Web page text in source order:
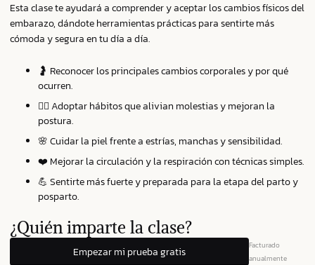
Esta clase te ayudará a comprender y aceptar los cambios físicos del
embarazo, dándote herramientas prácticas para sentirte más
cómoda y segura en tu día a día.
🤰 Reconocer los principales cambios corporales y por qué
ocurren.
🧘‍♀️ Adoptar hábitos que alivian molestias y mejoran la
postura.
🌸 Cuidar la piel frente a estrías, manchas y sensibilidad.
❤️ Mejorar la circulación y la respiración con técnicas simples.
💪 Sentirte más fuerte y preparada para la etapa del parto y
posparto.
¿Quién imparte la clase?
Empezar mi prueba gratis
Facturado
anualmente